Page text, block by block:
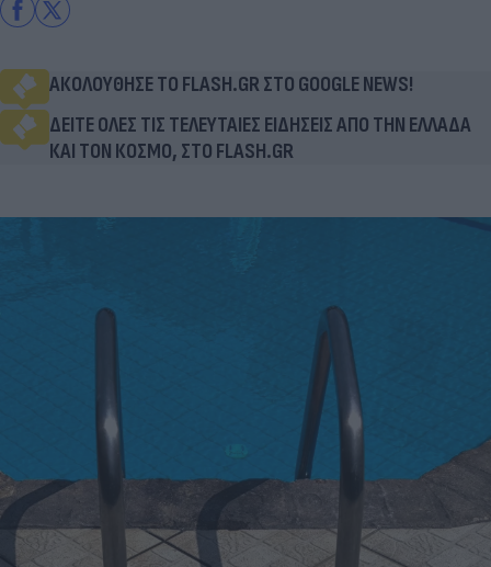
ΑΚΟΛΟΥΘΗΣΕ ΤΟ FLASH.GR ΣΤΟ GOOGLE NEWS!
ΔΕΙΤΕ ΟΛΕΣ ΤΙΣ ΤΕΛΕΥΤΑΙΕΣ ΕΙΔΗΣΕΙΣ ΑΠΟ ΤΗΝ ΕΛΛΑΔΑ
ΚΑΙ ΤΟΝ ΚΟΣΜΟ, ΣΤΟ FLASH.GR